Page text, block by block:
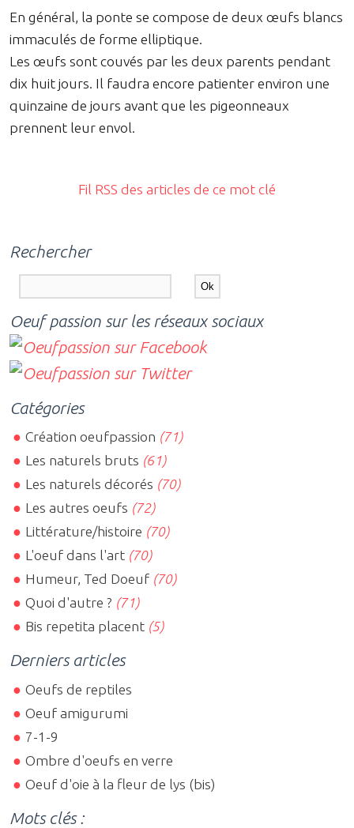
En général, la ponte se compose de deux œufs blancs
immaculés de forme elliptique.
Les œufs sont couvés par les deux parents pendant
dix huit jours. Il faudra encore patienter environ une
quinzaine de jours avant que les pigeonneaux
prennent leur envol.
Fil RSS des articles de ce mot clé
Rechercher
Oeuf passion sur les réseaux sociaux
Catégories
Création oeufpassion (71)
Les naturels bruts (61)
Les naturels décorés (70)
Les autres oeufs (72)
Littérature/histoire (70)
L'oeuf dans l'art (70)
Humeur, Ted Doeuf (70)
Quoi d'autre ? (71)
Bis repetita placent (5)
Derniers articles
Oeufs de reptiles
Oeuf amigurumi
7-1-9
Ombre d'oeufs en verre
Oeuf d'oie à la fleur de lys (bis)
Mots clés :